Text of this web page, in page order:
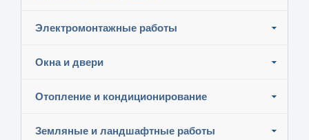
Электромонтажные работы
Окна и двери
Отопление и кондиционирование
Земляные и ландшафтные работы